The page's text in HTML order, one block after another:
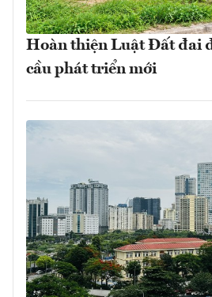
Hoàn thiện Luật Đất đai
cầu phát triển mới